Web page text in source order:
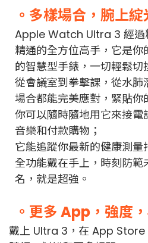
。多樣場合，腕上綻
Apple Watch Ultra 3 經過
精通的全方位高手，它是
的智慧型手錶，一切輕鬆切
從會議室到拳擊課，從水
場合都能完美應對，緊貼你
你可以隨時隨地用它來接電
音樂和付款購物；
它能追蹤你最新的健康測
全功能戴在手上，時刻防範
名，就是超強。
。更多 App，強度
戴上 Ultra 3，在 App Store